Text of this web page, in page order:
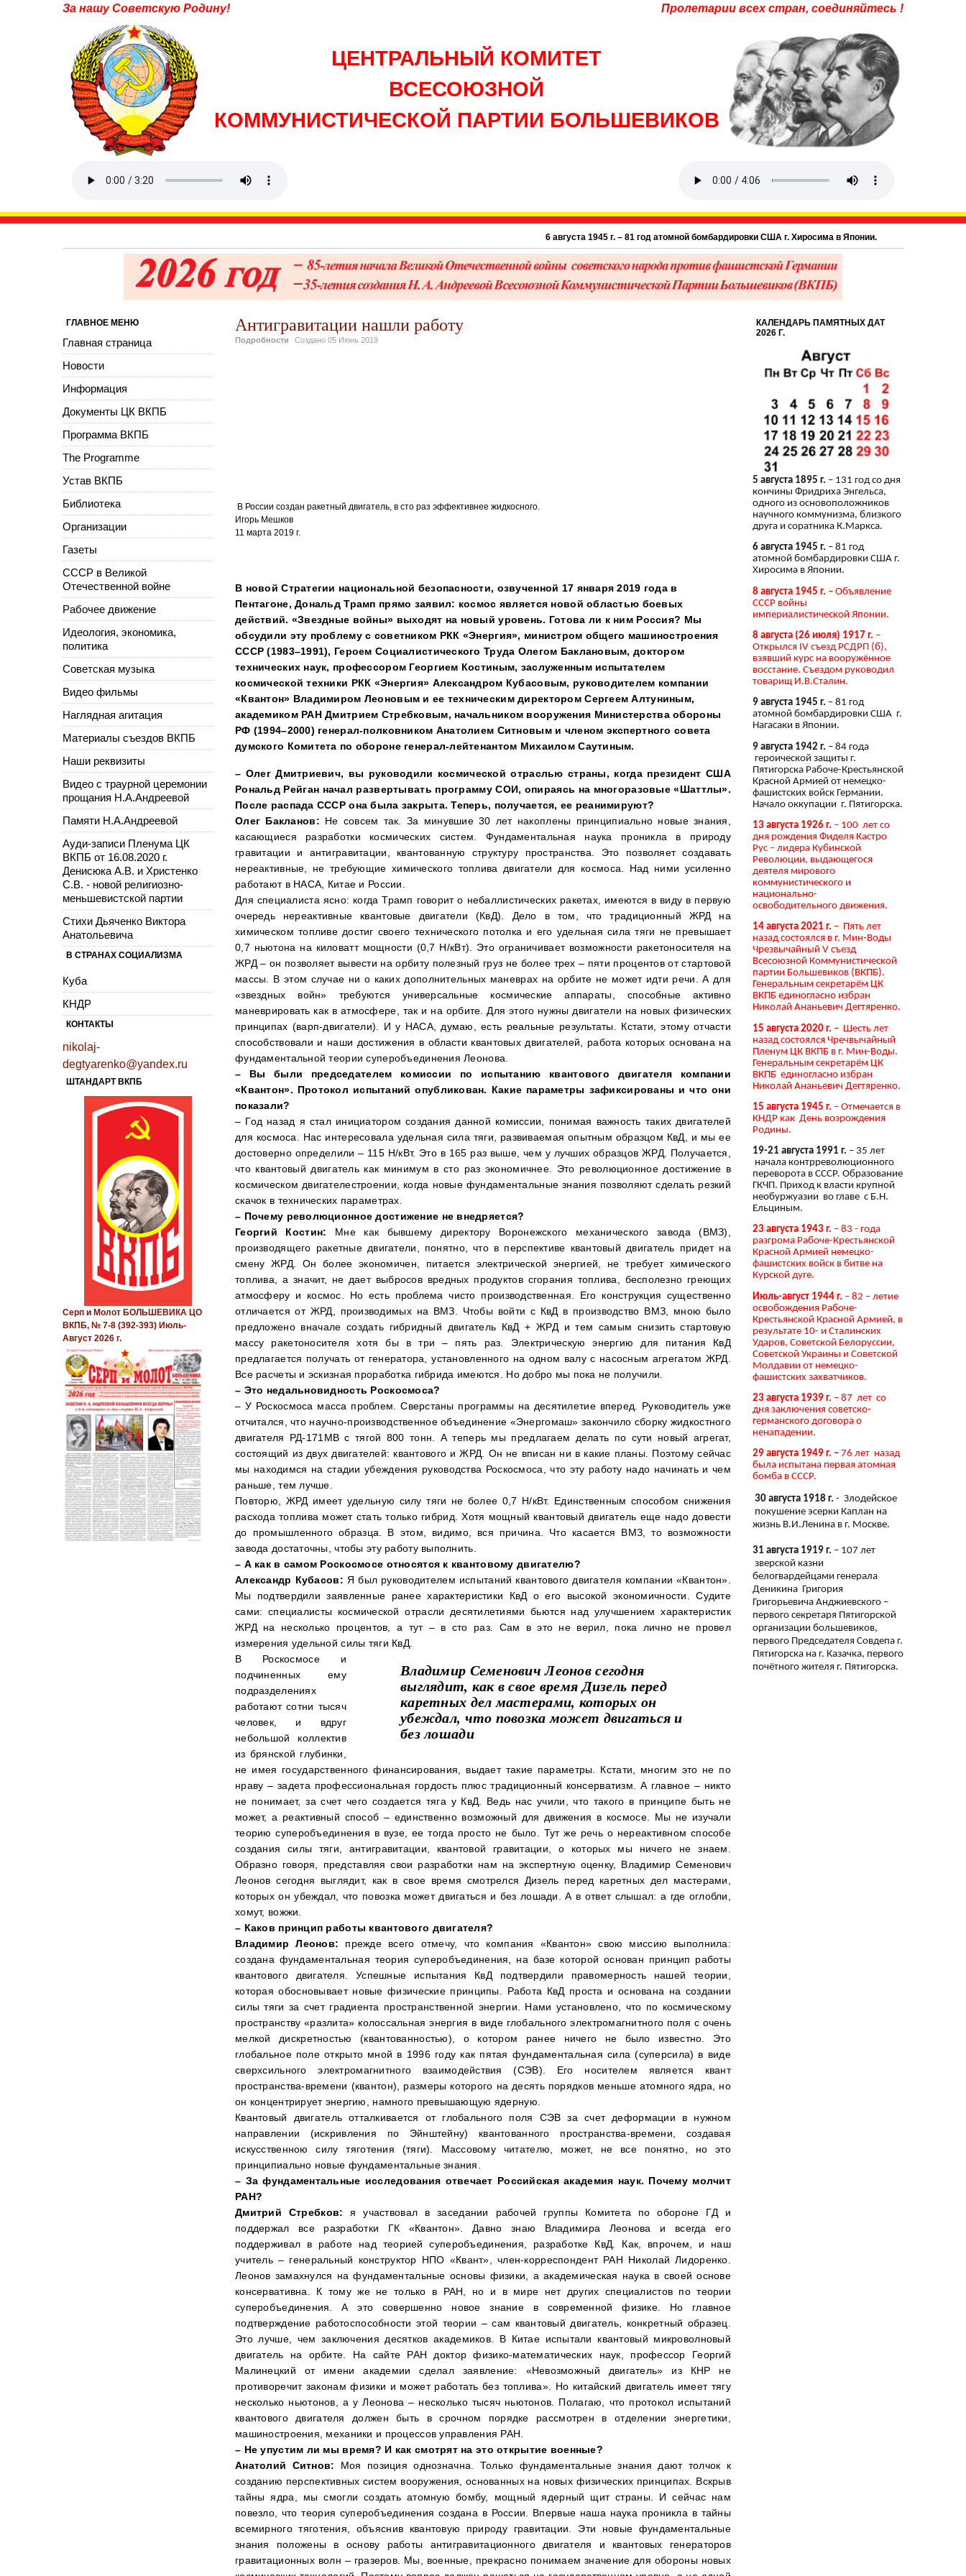
За нашу Советскую Родину! Пролетарии всех стран, соединяйтесь !
ЦЕНТРАЛЬНЫЙ КОМИТЕТ
ВСЕСОЮЗНОЙ
КОММУНИСТИЧЕСКОЙ ПАРТИИ БОЛЬШЕВИКОВ
6 августа 1945 г. – 81 год атомной бомбардировки США г. Хиросима в Японии.
Антигравитации нашли работу
Подробности Создано 05 Июнь 2019
В России создан ракетный двигатель, в сто раз эффективнее жидкосного.
Игорь Мешков
11 марта 2019 г.
В новой Стратегии национальной безопасности, озвученной 17 января 2019 года в
Пентагоне, Дональд Трамп прямо заявил: космос является новой областью боевых
действий. «Звездные войны» выходят на новый уровень. Готова ли к ним Россия? Мы
обсудили эту проблему с советником РКК «Энергия», министром общего машиностроения
СССР (1983–1991), Героем Социалистического Труда Олегом Баклановым, доктором
технических наук, профессором Георгием Костиным, заслуженным испытателем
космической техники РКК «Энергия» Александром Кубасовым, руководителем компании
«Квантон» Владимиром Леоновым и ее техническим директором Сергеем Алтуниным,
академиком РАН Дмитрием Стребковым, начальником вооружения Министерства обороны
РФ (1994–2000) генерал-полковником Анатолием Ситновым и членом экспертного совета
думского Комитета по обороне генерал-лейтенантом Михаилом Саутиным.
– Олег Дмитриевич, вы руководили космической отраслью страны, когда президент США
Рональд Рейган начал развертывать программу СОИ, опираясь на многоразовые «Шаттлы».
После распада СССР она была закрыта. Теперь, получается, ее реанимируют?
Олег Бакланов: Не совсем так. За минувшие 30 лет накоплены принципиально новые знания,
касающиеся разработки космических систем. Фундаментальная наука проникла в природу
гравитации и антигравитации, квантованную структуру пространства. Это позволяет создавать
нереактивные, не требующие химического топлива двигатели для космоса. Над ними усиленно
работают в НАСА, Китае и России.
Для специалиста ясно: когда Трамп говорит о небаллистических ракетах, имеются в виду в первую
очередь нереактивные квантовые двигатели (КвД). Дело в том, что традиционный ЖРД на
химическом топливе достиг своего технического потолка и его удельная сила тяги не превышает
0,7 ньютона на киловатт мощности (0,7 Н/кВт). Это ограничивает возможности ракетоносителя на
ЖРД – он позволяет вывести на орбиту полезный груз не более трех – пяти процентов от стартовой
массы. В этом случае ни о каких дополнительных маневрах на орбите не может идти речи. А для
«звездных войн» требуются универсальные космические аппараты, способные активно
маневрировать как в атмосфере, так и на орбите. Для этого нужны двигатели на новых физических
принципах (варп-двигатели). И у НАСА, думаю, есть реальные результаты. Кстати, этому отчасти
способствовали и наши достижения в области квантовых двигателей, работа которых основана на
фундаментальной теории суперобъединения Леонова.
– Вы были председателем комиссии по испытанию квантового двигателя компании
«Квантон». Протокол испытаний опубликован. Какие параметры зафиксированы и что они
показали?
– Год назад я стал инициатором создания данной комиссии, понимая важность таких двигателей
для космоса. Нас интересовала удельная сила тяги, развиваемая опытным образцом КвД, и мы ее
достоверно определили – 115 Н/кВт. Это в 165 раз выше, чем у лучших образцов ЖРД. Получается,
что квантовый двигатель как минимум в сто раз экономичнее. Это революционное достижение в
космическом двигателестроении, когда новые фундаментальные знания позволяют сделать резкий
скачок в технических параметрах.
– Почему революционное достижение не внедряется?
Георгий Костин: Мне как бывшему директору Воронежского механического завода (ВМЗ),
производящего ракетные двигатели, понятно, что в перспективе квантовый двигатель придет на
смену ЖРД. Он более экономичен, питается электрической энергией, не требует химического
топлива, а значит, не дает выбросов вредных продуктов сгорания топлива, бесполезно греющих
атмосферу и космос. Но есть проблема чисто производственная. Его конструкция существенно
отличается от ЖРД, производимых на ВМЗ. Чтобы войти с КвД в производство ВМЗ, мною было
предложено вначале создать гибридный двигатель КвД + ЖРД и тем самым снизить стартовую
массу ракетоносителя хотя бы в три – пять раз. Электрическую энергию для питания КвД
предлагается получать от генератора, установленного на одном валу с насосным агрегатом ЖРД.
Все расчеты и эскизная проработка гибрида имеются. Но добро мы пока не получили.
– Это недальновидность Роскосмоса?
– У Роскосмоса масса проблем. Сверстаны программы на десятилетие вперед. Руководитель уже
отчитался, что научно-производственное объединение «Энергомаш» закончило сборку жидкостного
двигателя РД-171МВ с тягой 800 тонн. А теперь мы предлагаем делать по сути новый агрегат,
состоящий из двух двигателей: квантового и ЖРД. Он не вписан ни в какие планы. Поэтому сейчас
мы находимся на стадии убеждения руководства Роскосмоса, что эту работу надо начинать и чем
раньше, тем лучше.
Повторю, ЖРД имеет удельную силу тяги не более 0,7 Н/кВт. Единственным способом снижения
расхода топлива может стать только гибрид. Хотя мощный квантовый двигатель еще надо довести
до промышленного образца. В этом, видимо, вся причина. Что касается ВМЗ, то возможности
завода достаточны, чтобы эту работу выполнить.
– А как в самом Роскосмосе относятся к квантовому двигателю?
Александр Кубасов: Я был руководителем испытаний квантового двигателя компании «Квантон».
Мы подтвердили заявленные ранее характеристики КвД о его высокой экономичности. Судите
сами: специалисты космической отрасли десятилетиями бьются над улучшением характеристик
ЖРД на несколько процентов, а тут – в сто раз. Сам в это не верил, пока лично не провел
измерения удельной силы тяги КвД.
Владимир Семенович Леонов сегодня
выглядит, как в свое время Дизель перед
каретных дел мастерами, которых он
убеждал, что повозка может двигаться и
без лошади
В Роскосмосе и
подчиненных ему
подразделениях
работают сотни тысяч
человек, и вдруг
небольшой коллектив
из брянской глубинки,
не имея государственного финансирования, выдает такие параметры. Кстати, многим это не по
нраву – задета профессиональная гордость плюс традиционный консерватизм. А главное – никто
не понимает, за счет чего создается тяга у КвД. Ведь нас учили, что такого в принципе быть не
может, а реактивный способ – единственно возможный для движения в космосе. Мы не изучали
теорию суперобъединения в вузе, ее тогда просто не было. Тут же речь о нереактивном способе
создания силы тяги, антигравитации, квантовой гравитации, о которых мы ничего не знаем.
Образно говоря, представляя свои разработки нам на экспертную оценку, Владимир Семенович
Леонов сегодня выглядит, как в свое время смотрелся Дизель перед каретных дел мастерами,
которых он убеждал, что повозка может двигаться и без лошади. А в ответ слышал: а где оглобли,
хомут, вожжи.
– Каков принцип работы квантового двигателя?
Владимир Леонов: прежде всего отмечу, что компания «Квантон» свою миссию выполнила:
создана фундаментальная теория суперобъединения, на базе которой основан принцип работы
квантового двигателя. Успешные испытания КвД подтвердили правомерность нашей теории,
которая обосновывает новые физические принципы. Работа КвД проста и основана на создании
силы тяги за счет градиента пространственной энергии. Нами установлено, что по космическому
пространству «разлита» колоссальная энергия в виде глобального электромагнитного поля с очень
мелкой дискретностью (квантованностью), о котором ранее ничего не было известно. Это
глобальное поле открыто мной в 1996 году как пятая фундаментальная сила (суперсила) в виде
сверхсильного электромагнитного взаимодействия (СЭВ). Его носителем является квант
пространства-времени (квантон), размеры которого на десять порядков меньше атомного ядра, но
он концентрирует энергию, намного превышающую ядерную.
Квантовый двигатель отталкивается от глобального поля СЭВ за счет деформации в нужном
направлении (искривления по Эйнштейну) квантованного пространства-времени, создавая
искусственною силу тяготения (тяги). Массовому читателю, может, не все понятно, но это
принципиально новые фундаментальные знания.
– За фундаментальные исследования отвечает Российская академия наук. Почему молчит
РАН?
Дмитрий Стребков: я участвовал в заседании рабочей группы Комитета по обороне ГД и
поддержал все разработки ГК «Квантон». Давно знаю Владимира Леонова и всегда его
поддерживал в работе над теорией суперобъединения, разработке КвД. Как, впрочем, и наш
учитель – генеральный конструктор НПО «Квант», член-корреспондент РАН Николай Лидоренко.
Леонов замахнулся на фундаментальные основы физики, а академическая наука в своей основе
консервативна. К тому же не только в РАН, но и в мире нет других специалистов по теории
суперобъединения. А это совершенно новое знание в современной физике. Но главное
подтверждение работоспособности этой теории – сам квантовый двигатель, конкретный образец.
Это лучше, чем заключения десятков академиков. В Китае испытали квантовый микроволновый
двигатель на орбите. На сайте РАН доктор физико-математических наук, профессор Георгий
Малинецкий от имени академии сделал заявление: «Невозможный двигатель» из КНР не
противоречит законам физики и может работать без топлива». Но китайский двигатель имеет тягу
несколько ньютонов, а у Леонова – несколько тысяч ньютонов. Полагаю, что протокол испытаний
квантового двигателя должен быть в срочном порядке рассмотрен в отделении энергетики,
машиностроения, механики и процессов управления РАН.
– Не упустим ли мы время? И как смотрят на это открытие военные?
Анатолий Ситнов: Моя позиция однозначна. Только фундаментальные знания дают толчок к
созданию перспективных систем вооружения, основанных на новых физических принципах. Вскрыв
тайны ядра, мы смогли создать атомную бомбу, мощный ядерный щит страны. И сейчас нам
повезло, что теория суперобъединения создана в России. Впервые наша наука проникла в тайны
всемирного тяготения, объяснив квантовую природу гравитации. Эти новые фундаментальные
знания положены в основу работы антигравитационного двигателя и квантовых генераторов
гравитационных волн – гразеров. Мы, военные, прекрасно понимаем значение для обороны новых
ГЛАВНОЕ МЕНЮ
Главная страница
Новости
Информация
Документы ЦК ВКПБ
Программа ВКПБ
The Programme
Устав ВКПБ
Библиотека
Организации
Газеты
СССР в Великой
Отечественной войне
Рабочее движение
Идеология, экономика,
политика
Советская музыка
Видео фильмы
Наглядная агитация
Материалы съездов ВКПБ
Наши реквизиты
Видео с траурной церемонии
прощания Н.А.Андреевой
Памяти Н.А.Андреевой
Ауди-записи Пленума ЦК
ВКПБ от 16.08.2020 г.
Денисюка А.В. и Христенко
С.В. - новой религиозно-
меньшевистской партии
Стихи Дьяченко Виктора
Анатольевича
В СТРАНАХ СОЦИАЛИЗМА
Куба
КНДР
КОНТАКТЫ
nikolaj-
degtyarenko@yandex.ru
ШТАНДАРТ ВКПБ
Серп и Молот БОЛЬШЕВИКА ЦО
ВКПБ, № 7-8 (392-393) Июль-
Август 2026 г.
КАЛЕНДАРЬ ПАМЯТНЫХ ДАТ
2026 Г.
5 августа 1895 г. – 131 год со дня
кончины Фридриха Энгельса,
одного из основоположников
научного коммунизма, близкого
друга и соратника К.Маркса.
6 августа 1945 г. – 81 год
атомной бомбардировки США г.
Хиросима в Японии.
8 августа 1945 г. – Объявление
СССР войны
империалистической Японии.
8 августа (26 июля) 1917 г. –
Открылся IV съезд РСДРП (б),
взявший курс на вооружённое
восстание. Съездом руководил
товарищ И.В.Сталин.
9 августа 1945 г. – 81 год
атомной бомбардировки США г.
Нагасаки в Японии.
9 августа 1942 г. – 84 года
героической защиты г.
Пятигорска Рабоче-Крестьянской
Красной Армией от немецко-
фашистских войск Германии.
Начало оккупации г. Пятигорска.
13 августа 1926 г. – 100 лет со
дня рождения Фиделя Кастро
Рус – лидера Кубинской
Революции, выдающегося
деятеля мирового
коммунистического и
национально-
освободительного движения.
14 августа 2021 г. – Пять лет
назад состоялся в г. Мин-Воды
Чрезвычайный V съезд
Всесоюзной Коммунистической
партии Большевиков (ВКПБ).
Генеральным секретарём ЦК
ВКПБ единогласно избран
Николай Ананьевич Дегтяренко.
15 августа 2020 г. – Шесть лет
назад состоялся Чречвычайный
Пленум ЦК ВКПБ в г. Мин-Воды.
Генеральным секретарём ЦК
ВКПБ единогласно избран
Николай Ананьевич Дегтяренко.
15 августа 1945 г. – Отмечается в
КНДР как День возрождения
Родины.
19-21 августа 1991 г. – 35 лет
начала контрреволюционного
переворота в СССР. Образование
ГКЧП. Приход к власти крупной
необуржуазии во главе с Б.Н.
Ельциным.
23 августа 1943 г. – 83 - года
разгрома Рабоче-Крестьянской
Красной Армией немецко-
фашистских войск в битве на
Курской дуге.
Июль-август 1944 г. – 82 – летие
освобождения Рабоче-
Крестьянской Красной Армией, в
результате 10- и Сталинских
Ударов, Советской Белоруссии,
Советской Украины и Советской
Молдавии от немецко-
фашистских захватчиков.
23 августа 1939 г. – 87 лет со
дня заключения советско-
германского договора о
ненападении.
29 августа 1949 г. – 76 лет назад
была испытана первая атомная
бомба в СССР.
30 августа 1918 г. - Злодейское
покушение эсерки Каплан на
жизнь В.И.Ленина в г. Москве.
31 августа 1919 г. – 107 лет
зверской казни
белогвардейцами генерала
Деникина Григория
Григорьевича Анджиевского –
первого секретаря Пятигорской
организации большевиков,
первого Председателя Совдепа г.
Пятигорска на г. Казачка, первого
почётного жителя г. Пятигорска.